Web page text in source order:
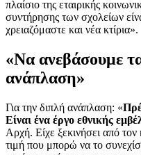
πλαίσιο της εταιρικής
συντήρησης των σχολείων
χρειαζόμαστε και νέα κτίρια».
«Να ανεβάσουμε
ανάπλαση»
Για την διπλή ανάπλαση: «
Είναι ένα έργο εθνικής
Αρχή. Είχε ξεκινήσει από
τιμή που μπορώ να το